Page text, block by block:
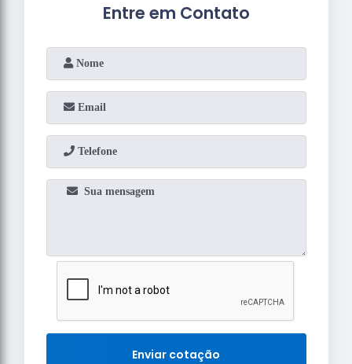
Entre em Contato
Enviar cotação